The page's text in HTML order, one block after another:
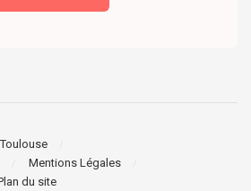
Mentions Légales
du site